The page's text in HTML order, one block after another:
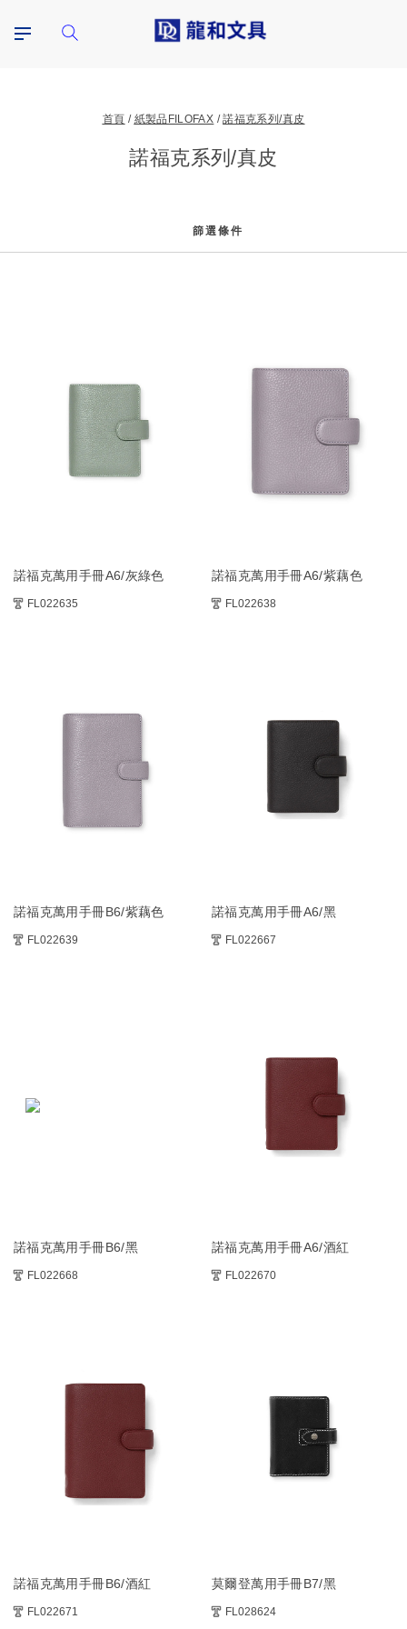
首頁 紙製品FILOFAX 諾福克系列/真皮
諾福克系列/真皮
篩選條件
諾福克萬用手冊A6/灰綠色
FL022635
諾福克萬用手冊A6/紫藕色
FL022638
諾福克萬用手冊B6/紫藕色
FL022639
諾福克萬用手冊A6/黑
FL022667
諾福克萬用手冊B6/黑
FL022668
諾福克萬用手冊A6/酒紅
FL022670
諾福克萬用手冊B6/酒紅
FL022671
莫爾登萬用手冊B7/黑
FL028624